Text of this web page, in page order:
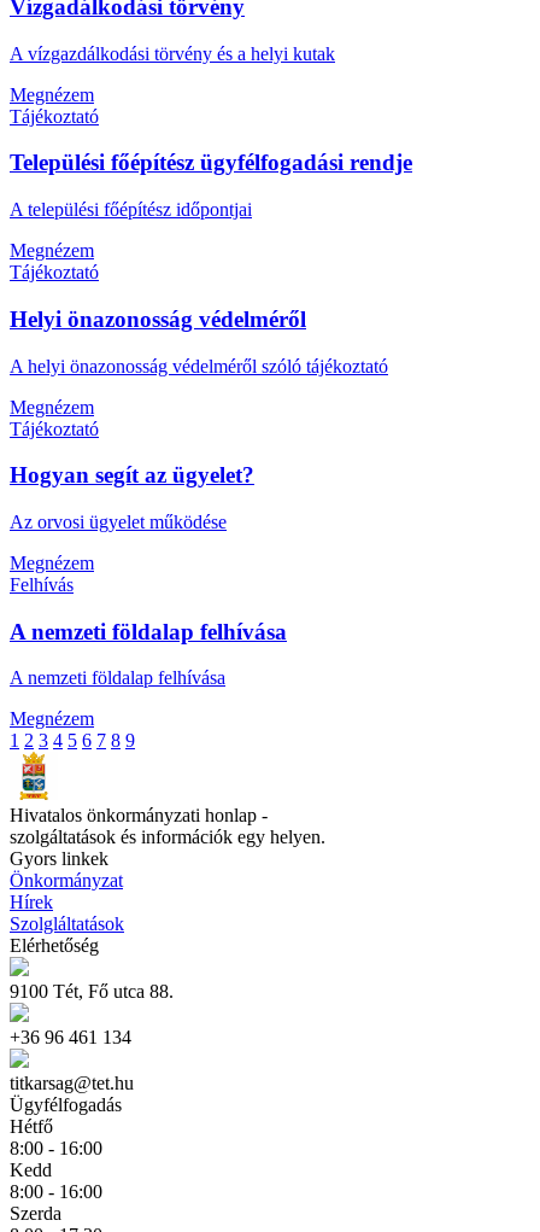
Vízgadálkodási törvény
A vízgazdálkodási törvény és a helyi kutak
Megnézem
Tájékoztató
Települési főépítész ügyfélfogadási rendje
A települési főépítész időpontjai
Megnézem
Tájékoztató
Helyi önazonosság védelméről
A helyi önazonosság védelméről szóló tájékoztató
Megnézem
Tájékoztató
Hogyan segít az ügyelet?
Az orvosi ügyelet működése
Megnézem
Felhívás
A nemzeti földalap felhívása
A nemzeti földalap felhívása
Megnézem
1 2 3 4 5 6 7 8 9
Hivatalos önkormányzati honlap -
szolgáltatások és információk egy helyen.
Gyors linkek
Önkormányzat
Hírek
Szolgláltatások
Elérhetőség
9100 Tét, Fő utca 88.
+36 96 461 134
titkarsag@tet.hu
Ügyfélfogadás
Hétfő
8:00 - 16:00
Kedd
8:00 - 16:00
Szerda